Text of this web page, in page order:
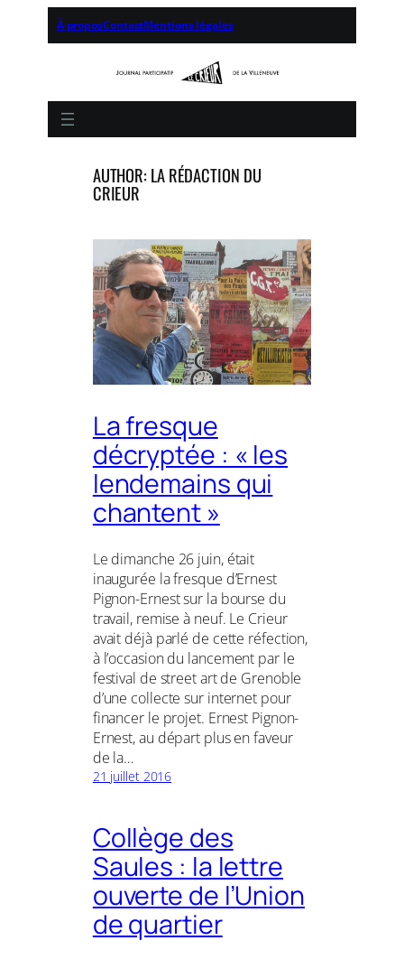
À proposContactMentions légales
AUTHOR: LA RÉDACTION DU
CRIEUR
La fresque
décryptée : « les
lendemains qui
chantent »
Le dimanche 26 juin, était
inaugurée la fresque d’Ernest
Pignon-Ernest sur la bourse du
travail, remise à neuf. Le Crieur
avait déjà parlé de cette réfection,
à l’occasion du lancement par le
festival de street art de Grenoble
d’une collecte sur internet pour
financer le projet. Ernest Pignon-
Ernest, au départ plus en faveur
de la…
21 juillet 2016
Collège des
Saules : la lettre
ouverte de l’Union
de quartier